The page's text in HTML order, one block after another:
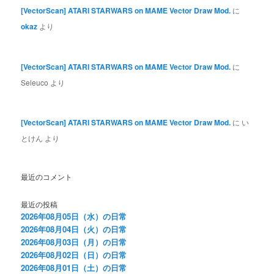
[VectorScan] ATARI STARWARS on MAME Vector Draw Mod. に
okaz より
[VectorScan] ATARI STARWARS on MAME Vector Draw Mod. に
Seleuco より
[VectorScan] ATARI STARWARS on MAME Vector Draw Mod. に い
とけん より
最近のコメント
最近の投稿
2026年08月05日（水）の日常
2026年08月04日（火）の日常
2026年08月03日（月）の日常
2026年08月02日（日）の日常
2026年08月01日（土）の日常